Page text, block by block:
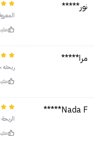
نور*****
مرا*****
ريحته
Nada F*****